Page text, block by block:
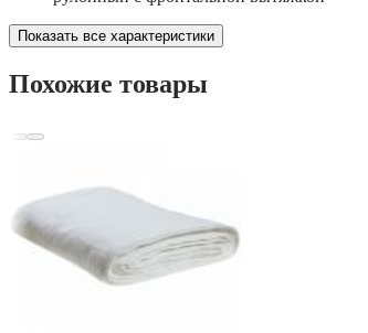
Показать все характеристики
Похожие товары